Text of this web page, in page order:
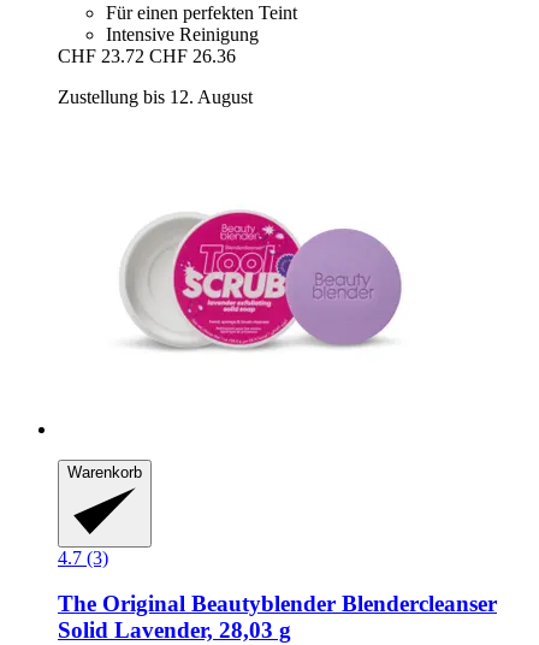
Für einen perfekten Teint
Intensive Reinigung
CHF 23.72 CHF 26.36
Zustellung bis 12. August
Warenkorb
4.7 (3)
The Original Beautyblender Blendercleanser
Solid Lavender, 28,03 g